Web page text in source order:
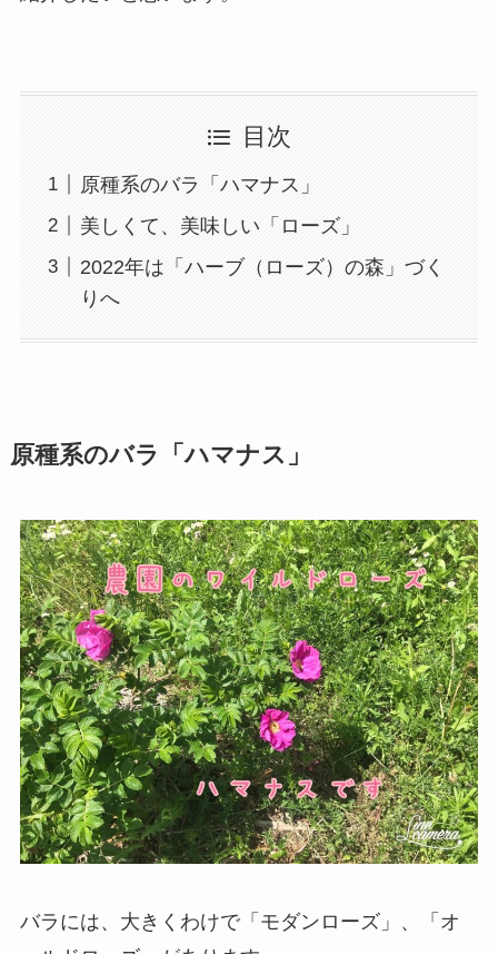
目次
原種系のバラ「ハマナス」
美しくて、美味しい「ローズ」
2022年は「ハーブ（ローズ）の森」づく
りへ
原種系のバラ「ハマナス」
バラには、大きくわけで「モダンローズ」、「オ